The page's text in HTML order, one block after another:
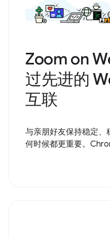
Zoom on
过先进的
互联
与亲朋好友保持稳定、
何时候都更重要。